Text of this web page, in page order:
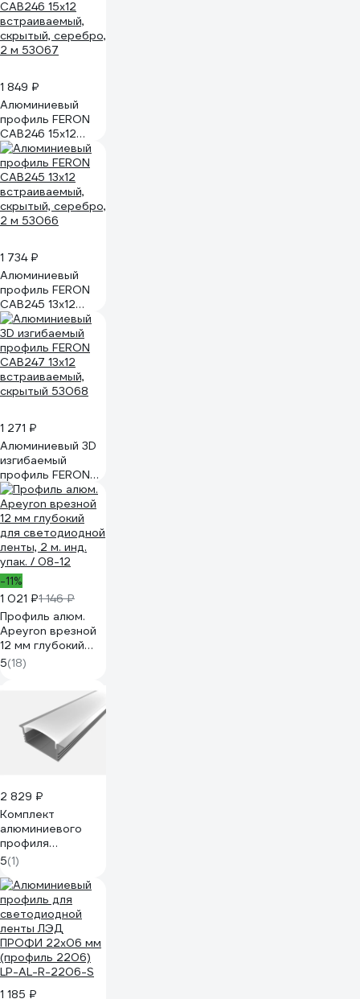
1 849 ₽
Алюминиевый
профиль FERON
CAB246 15х12
встраиваемый,
скрытый, серебро,
2 м 53067
1 734 ₽
Алюминиевый
профиль FERON
CAB245 13х12
встраиваемый,
скрытый, серебро,
2 м 53066
1 271 ₽
Алюминиевый 3D
изгибаемый
профиль FERON
CAB247 13х12
встраиваемый,
скрытый 53068
-11%
1 021 ₽1 146 ₽
Профиль алюм.
Apeyron врезной
12 мм глубокий
для светодиодной
ленты, 2 м. инд.
5(18)
2 829 ₽
Комплект
алюминиевого
профиля
LEDCRAFT с
экраном и
заглушками LC-
LPV1234M28-3
1627000045
5(1)
1 185 ₽